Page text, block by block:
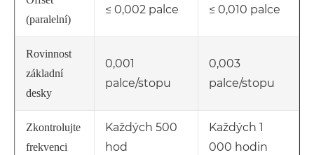
(paralelní)
≤ 0,002 palce ≤ 0,010 palce
Rovinnost
základní
desky
0,001
palce/stopu
0,003
palce/stopu
Zkontrolujte
frekvenci
Každých 500
hod
Každých 1
000 hodin